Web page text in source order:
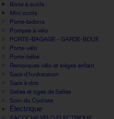
Boite à outils
Mini outils
Porte-bidons
Pompes à vélo
PORTE-BAGAGE - GARDE-BOUE
Porte-vélo
Porte-bébé
Remorques vélo et sièges enfant
Sacs d'hydratation
Sacs à dos
Selles et tiges de Selles
Soin du Cycliste
Électrique